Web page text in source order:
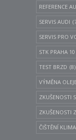
REFERENCE
SERVIS AUDI
SERVIS PRO
STK PRAHA 10
TEST BRZD (8)
VÝMĚNA
ZKUŠENOSTI
ZKUŠENOSTI
ČIŠTĚNÍ